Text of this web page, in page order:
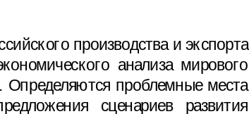
производства и экспорта
анализа мирового
Определяются проблемные места
сценариев   развития